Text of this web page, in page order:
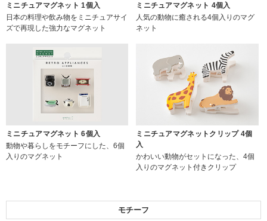
ミニチュアマグネット 1個入
日本の料理や飲み物をミニチュアサイ
ズで再現した強力なマグネット
ミニチュアマグネット 4個入
人気の動物に癒される4個入りのマグ
ネット
ミニチュアマグネット 6個入
動物や暮らしをモチーフにした、6個
入りのマグネット
ミニチュアマグネットクリップ 4個
入
かわいい動物がセットになった、4個
入りのマグネット付きクリップ
モチーフ